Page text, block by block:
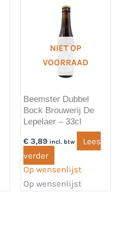
NIET OP
VOORRAAD
Beemster Dubbel
Bock Brouwerij De
Lepelaer – 33cl
€3,89 incl. btw
Lees
verder
Op wensenlijst
Op wensenlijst